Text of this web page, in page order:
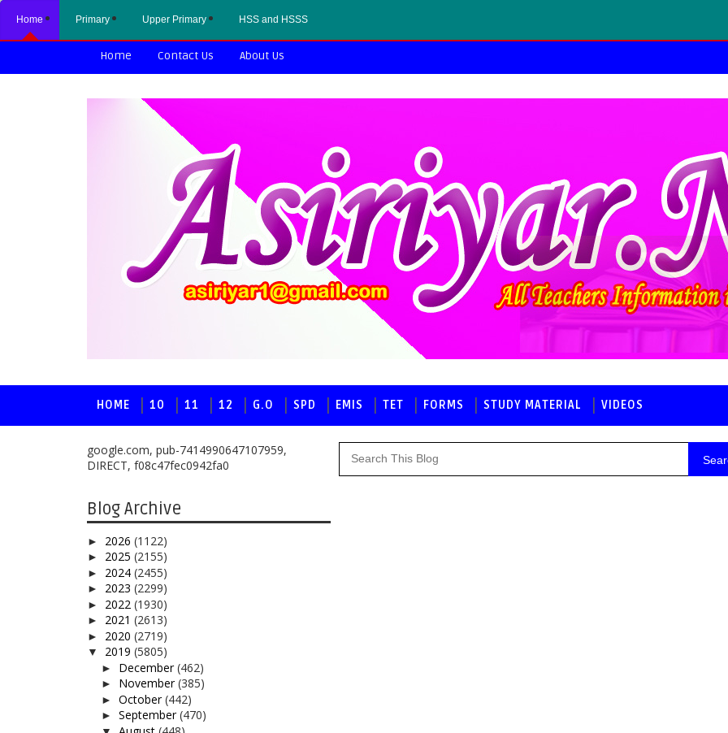
Home Primary Upper Primary HSS and HSSS
Home Contact Us About Us
HOME 10 11 12 G.O SPD EMIS TET FORMS STUDY MATERIAL VIDEOS
google.com, pub-7414990647107959,
DIRECT, f08c47fec0942fa0
Blog Archive
► 2026 (1122)
► 2025 (2155)
► 2024 (2455)
► 2023 (2299)
► 2022 (1930)
► 2021 (2613)
► 2020 (2719)
▼ 2019 (5805)
► December(462)
► November(385)
► October(442)
► September(470)